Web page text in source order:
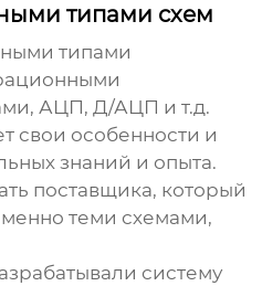
типами схем
типами
АЦП, Д/АЦП и т.д.
свои особенности и
знаний и опыта.
поставщика, который
теми схемами,
систему